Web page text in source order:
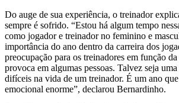
Do auge de sua experiência, o treinador
sempre é sofrido. “Estou há algum tempo
como jogador e treinador no feminino e
importância do ano dentro da carreira dos
preocupação para os treinadores em função
provoca em algumas pessoas. Talvez seja
difíceis na vida de um treinador. É um ano
emocional enorme”, declarou Bernardinho.